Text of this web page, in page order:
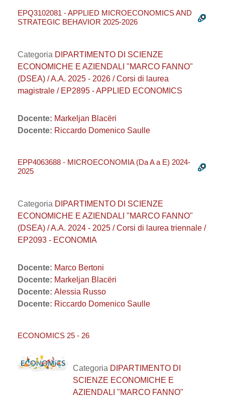
EPQ3102081 - APPLIED MICROECONOMICS AND
STRATEGIC BEHAVIOR 2025-2026
Categoria DIPARTIMENTO DI SCIENZE
ECONOMICHE E AZIENDALI "MARCO FANNO"
(DSEA) / A.A. 2025 - 2026 / Corsi di laurea
magistrale / EP2895 - APPLIED ECONOMICS
Docente: Markeljan Blacëri
Docente: Riccardo Domenico Saulle
EPP4063688 - MICROECONOMIA (Da A a E) 2024-
2025
Categoria DIPARTIMENTO DI SCIENZE
ECONOMICHE E AZIENDALI "MARCO FANNO"
(DSEA) / A.A. 2024 - 2025 / Corsi di laurea triennale /
EP2093 - ECONOMIA
Docente: Marco Bertoni
Docente: Markeljan Blacëri
Docente: Alessia Russo
Docente: Riccardo Domenico Saulle
ECONOMICS 25 - 26
Categoria DIPARTIMENTO DI
SCIENZE ECONOMICHE E
AZIENDALI "MARCO FANNO"